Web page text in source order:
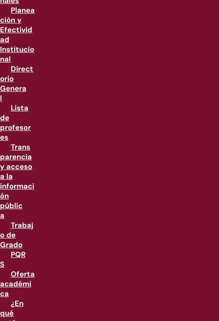
Planea
ción y
Efectivid
ad
Institucio
nal
Direct
orio
Genera
l
Lista
de
profesor
es
Trans
parencia
y acceso
a la
informaci
ón
públic
a
Trabaj
o de
Grado
PQR
S
Oferta
académi
ca
¿En
qué